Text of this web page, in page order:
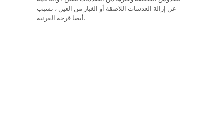
عن إزالة العدسات اللاصقة أو الغبار من العين ، تسبب
أيضا قرحة القرنية.